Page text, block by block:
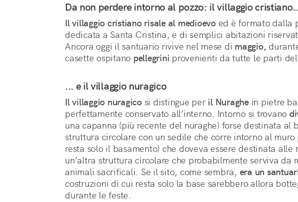
Da non perdere intorno al pozzo: il villaggio
Il villaggio cristiano risale al medioevoed è formato dalla
dedicata a Santa Cristina, e di semplici abitazioni
Ancora oggi il santuario rivive nel mese di maggio,
casette ospitano pellegrini provenienti da tutte le parti
... e il villaggio nuragico
Il villaggio nuragicosi distingue per il Nuraghein pietre
perfettamente conservato all’interno. Intorno si trovano
una capanna (più recente del nuraghe) forse destinata al
struttura circolare con un sedile che corre intorno al muro
resta solo il basamento) che doveva essere destinata
un’altra struttura circolare che probabilmente serviva da
animali sacrificali. Se il sito, come sembra, era un
costruzioni di cui resta solo la base sarebbero allora
durante le feste.